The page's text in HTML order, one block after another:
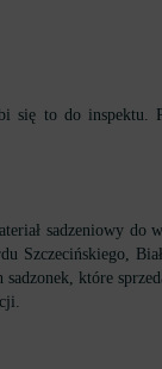
się to do inspektu.
sadzeniowy do
Szczecińskiego,
które